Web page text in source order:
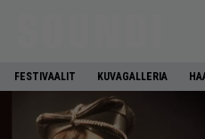
FESTIVAALIT KUVAGALLERIA